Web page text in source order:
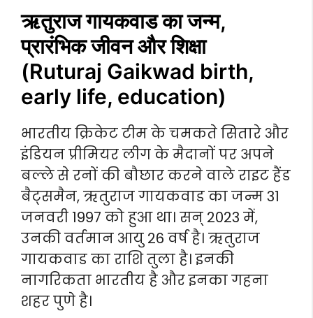
ऋतुराज गायकवाड का जन्म,
प्रारंभिक जीवन और शिक्षा
(Ruturaj Gaikwad birth,
early life, education)
भारतीय क्रिकेट टीम के चमकते सितारे और
इंडियन प्रीमियर लीग के मैदानों पर अपने
बल्ले से रनों की बौछार करने वाले राइट हैंड
बैट्समैन, ऋतुराज गायकवाड का जन्म 31
जनवरी 1997 को हुआ था। सन् 2023 में,
उनकी वर्तमान आयु 26 वर्ष है। ऋतुराज
गायकवाड का राशि तुला है। इनकी
नागरिकता भारतीय है और इनका गहना
शहर पुणे है।